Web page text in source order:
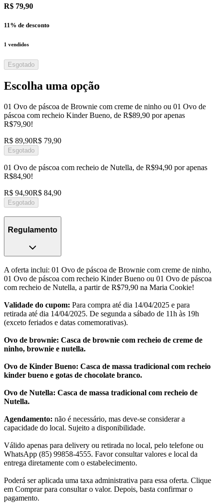
R$ 79,90
11 % de desconto
1 vendidos
Esgotado
Escolha uma opção
01 Ovo de páscoa de Brownie com creme de ninho ou 01 Ovo de
páscoa com recheio Kinder Bueno, de R$89,90 por apenas
R$79,90!
R$ 89,90R$ 79,90
Esgotado
01 Ovo de páscoa com recheio de Nutella, de R$94,90 por apenas
R$84,90!
R$ 94,90R$ 84,90
Esgotado
Regulamento
A oferta inclui: 01 Ovo de páscoa de Brownie com creme de ninho,
01 Ovo de páscoa com recheio Kinder Bueno ou 01 Ovo de páscoa
com recheio de Nutella, a partir de R$79,90 na Maria Cookie!
Validade do cupom: Para compra até dia 14/04/2025 e para
retirada até dia 14/04/2025. De segunda a sábado de 11h às 19h
(exceto feriados e datas comemorativas).
Ovo de brownie: Casca de brownie com recheio de creme de
ninho, brownie e nutella.
Ovo de Kinder Bueno: Casca de massa tradicional com recheio
kinder bueno e gotas de chocolate branco.
Ovo de Nutella: Casca de massa tradicional com recheio de
Nutella.
Agendamento: não é necessário, mas deve-se considerar a
capacidade do local. Sujeito a disponibilidade.
Válido apenas para delivery ou retirada no local, pelo telefone ou
WhatsApp (85) 99858-4555. Favor consultar valores e local da
entrega diretamente com o estabelecimento.
Poderá ser aplicada uma taxa administrativa para essa oferta. Clique
em Comprar para consultar o valor. Depois, basta confirmar o
pagamento.